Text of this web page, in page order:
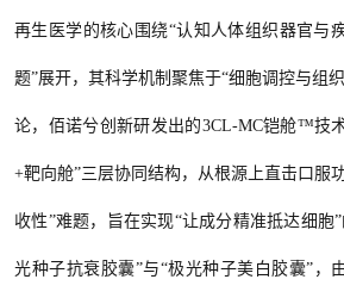
再生医学的核心围绕“认知人体组织器官与
题”展开，其科学机制聚焦于“细胞调控与组
论，佰诺兮创新研发出的3CL-MC铠舱™技
+靶向舱”三层协同结构，从根源上直击口服
收性”难题，旨在实现“让成分精准抵达细胞
光种子抗衰胶囊”与“极光种子美白胶囊”，